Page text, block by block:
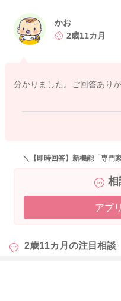
ないと思います。
まず瓶を温める必要もあると
冷やして保存をしていたも
かお
2歳11カ月
分かりました。ご回答あり
＼【即時回答】新機能「専門
相
アプ
2歳11カ月の注目相談
も